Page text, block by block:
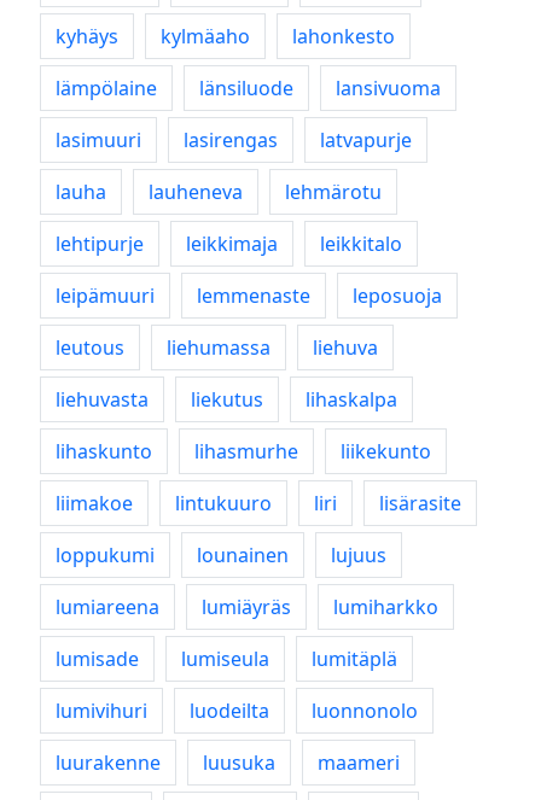
kyhäys
kylmäaho
lahonkesto
lämpölaine
länsiluode
lansivuoma
lasimuuri
lasirengas
latvapurje
lauha
lauheneva
lehmärotu
lehtipurje
leikkimaja
leikkitalo
leipämuuri
lemmenaste
leposuoja
leutous
liehumassa
liehuva
liehuvasta
liekutus
lihaskalpa
lihaskunto
lihasmurhe
liikekunto
liimakoe
lintukuuro liri
lisärasite
loppukumi
lounainen
lujuus
lumiareena
lumiäyräs
lumiharkko
lumisade
lumiseula
lumitäplä
lumivihuri
luodeilta
luonnonolo
luurakenne
luusuka
maameri